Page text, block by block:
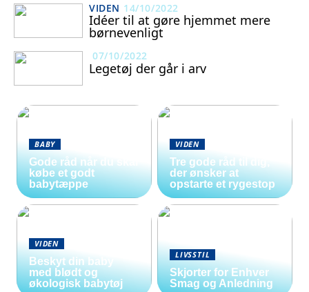
VIDEN 14/10/2022
Idéer til at gøre hjemmet mere
børnevenligt
07/10/2022
Legetøj der går i arv
BABY
Gode råd når du skal
købe et godt
babytæppe
VIDEN
Tre gode råd til dig,
der ønsker at
opstarte et rygestop
VIDEN
Beskyt din baby
med blødt og
økologisk babytøj
LIVSSTIL
Skjorter for Enhver
Smag og Anledning